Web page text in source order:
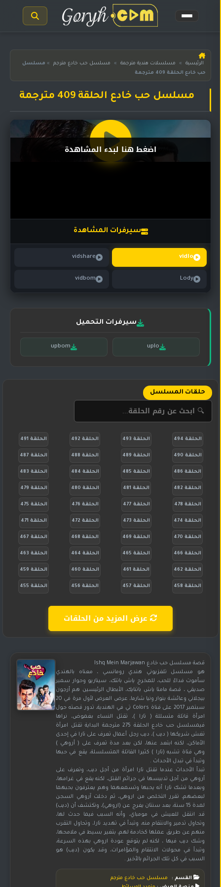
الرئيسية
مسلسلات
المترجمة
مسلسلات
مسلسلات
تركي
مسلسلات
الرئيسية » مسلسلات هندية مترجمة » مسلسل حب خادع مترجم » مسلسل
حب خادع الحلقة 409 مترجمة
مسلسل حب خادع الحلقة 409 مترجمة
سيرفرات المشاهدة
vidlo
vidshare
Lody
vidbom
اضغط هنا لبدء المشاهدة
سيرفرات التحميل
uplo
upbom
حلقات المسلسل
الحلقة 494 الحلقة 493 الحلقة 492 الحلقة 491
الحلقة 490 الحلقة 489 الحلقة 488 الحلقة 487
الحلقة 486 الحلقة 485 الحلقة 484 الحلقة 483
الحلقة 482 الحلقة 481 الحلقة 480 الحلقة 479
الحلقة 478 الحلقة 477 الحلقة 476 الحلقة 475
الحلقة 474 الحلقة 473 الحلقة 472 الحلقة 471
الحلقة 470 الحلقة 469 الحلقة 468 الحلقة 467
الحلقة 466 الحلقة 465 الحلقة 464 الحلقة 463
الحلقة 462 الحلقة 461 الحلقة 460 الحلقة 459
الحلقة 458 الحلقة 457 الحلقة 456 الحلقة 455
عرض المزيد من الحلقات
قصة مسلسل حب خادع Ishq Mein Marjawan
هو مسلسل تلفزيوني هندي رومانسي ، معناه بالهندي
سأموت فداءً للحب، للمخرج ياش باتتك، سيناريو وحوار سمير
صديقي ، قصة مامتا ياش باتنايك، الأبطال الرئيسين هم أرجون
بيجلاني وعائشة بنوار ونيا شارما، عرض العرض لأول مرة في 20
سبتمبر 2017 على قناة Colors تي في الهندية، تدور قصته حول
امرأة قاتلة متسللة ( تارا )، تقتل النساء بغموض، نراها
فيمسلسل حب خادع الحلقة 275 مترجمة البداية تقتل امرأة
تغش شريكها ( ديب )، ديب رجل أعمال تعرف على تارا في إحدى
الأماكن، لكنه ابتعد عنها، لكن بعد مدة تعرف على ( أروهي )
وهي فتاة تشبه (تارا ) كثيرا القاتلة المتسلسلة، يقع في حبها
وتبدأ في تبدل الأحداث .
تبدأ الأحداث عندما تقتل تارا امرأة من أجل ديب، وتعرف على
أروهي من أجل تدبيسها في جرائم القتل، لكنه يقع في غرامها،
وبعدما تشك تارا أنه يحبها وتسمعهما وهم يعترفون بحبهما
لبعضهم، تقرر التخلص من اروهي، ثم دخلت آروهي السجن
لمدة 15 سنة، بعد سنتان يفرج عن (اروهي)، وتكتشف أن (ديب)
قد انتقل للعيش في مومباي، وأنه السبب فيما حدث لها،
وتحاول تدمير والانتقام منه، وتبدأ في تهديد تارا، وتحاول التقرب
منهم عن طريق عملها كخادمة لهم، بتغير بسيط في ملامحها،
وشك ديب فيها ، لكنه لم يتوقع عودة اروهي بهذه السرعة،
وتبدأ في محولات الانتقام والمؤامرات، وقد يكون (ديب) هو
السبب في كل تلك الجرائم بالأخير .
القسم :
مسلسل حب خادع مترجم